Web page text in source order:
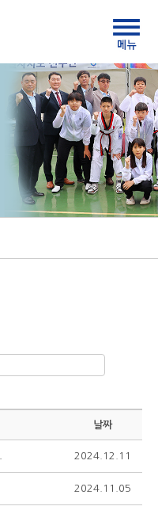
날짜
2024.12.11
2024.11.05